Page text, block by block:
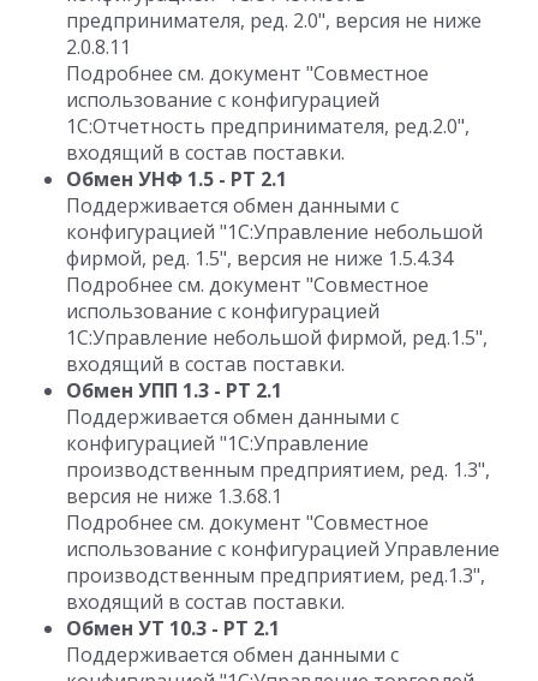
предпринимателя, ред. 2.0", версия не ниже
2.0.8.11
Подробнее см. документ "Совместное
использование с конфигурацией
1С:Отчетность предпринимателя, ред.2.0",
входящий в состав поставки.
Обмен УНФ 1.5 - РТ 2.1
Поддерживается обмен данными с
конфигурацией "1С:Управление небольшой
фирмой, ред. 1.5", версия не ниже 1.5.4.34
Подробнее см. документ "Совместное
использование с конфигурацией
1С:Управление небольшой фирмой, ред.1.5",
входящий в состав поставки.
Обмен УПП 1.3 - РТ 2.1
Поддерживается обмен данными с
конфигурацией "1С:Управление
производственным предприятием, ред. 1.3",
версия не ниже 1.3.68.1
Подробнее см. документ "Совместное
использование с конфигурацией Управление
производственным предприятием, ред.1.3",
входящий в состав поставки.
Обмен УТ 10.3 - РТ 2.1
Поддерживается обмен данными с